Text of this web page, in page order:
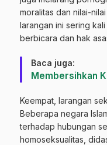
moralitas dan nilai-
larangan ini sering
berbicara dan hak
Baca juga:
Membersihkan
Keempat, larangan
Beberapa negara
terhadap hubungan
homoseksualitas,